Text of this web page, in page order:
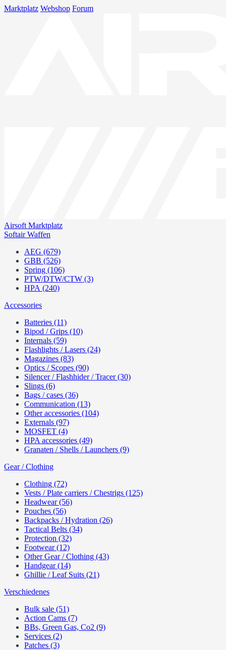
Marktplatz Webshop Forum
Airsoft Marktplatz
Softair Waffen
AEG (679)
GBB (526)
Spring (106)
PTW/DTW/CTW (3)
HPA (240)
Accessories
Batteries (11)
Bipod / Grips (10)
Internals (59)
Flashlights / Lasers (24)
Magazines (83)
Optics / Scopes (90)
Silencer / Flashhider / Tracer (30)
Slings (6)
Bags / cases (36)
Communication (13)
Other accessories (104)
Externals (97)
MOSFET (4)
HPA accessories (49)
Granaten / Shells / Launchers (9)
Gear / Clothing
Clothing (72)
Vests / Plate carriers / Chestrigs (125)
Headwear (56)
Pouches (56)
Backpacks / Hydration (26)
Tactical Belts (34)
Protection (32)
Footwear (12)
Other Gear / Clothing (43)
Handgear (14)
Ghillie / Leaf Suits (21)
Verschiedenes
Bulk sale (51)
Action Cams (7)
BBs, Green Gas, Co2 (9)
Services (2)
Patches (3)